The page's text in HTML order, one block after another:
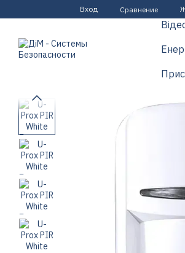
Перейти к основному контенту
Вход Сравнение